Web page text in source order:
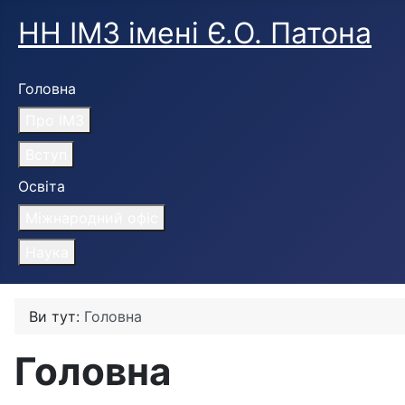
НН ІМЗ імені Є.О. Патона
Головна
Освіта
Ви тут: Головна
Головна